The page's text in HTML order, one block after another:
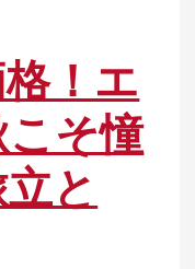
！エ
そ憧
と